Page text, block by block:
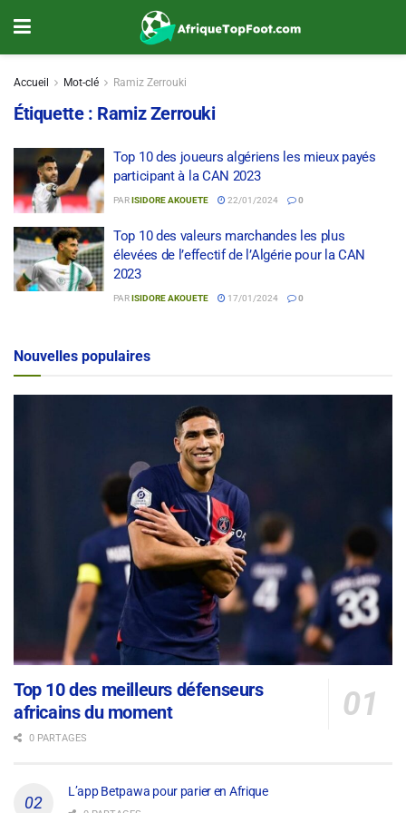
Accueil Mot-clé Ramiz Zerrouki
Étiquette : Ramiz Zerrouki
Top 10 des joueurs algériens les mieux payés
participant à la CAN 2023
PARISIDORE AKOUETE 22/01/2024 0
Top 10 des valeurs marchandes les plus
élevées de l’effectif de l’Algérie pour la CAN
2023
PARISIDORE AKOUETE 17/01/2024 0
Nouvelles populaires
Top 10 des meilleurs défenseurs
africains du moment
0 PARTAGES
L’app Betpawa pour parier en Afrique